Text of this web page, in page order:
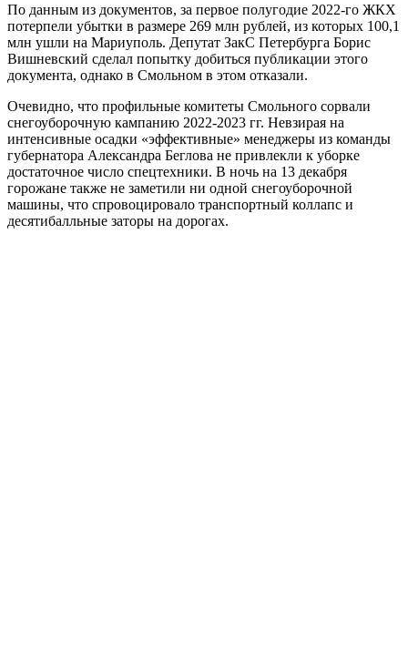
По данным из документов, за первое полугодие 2022-го ЖКХ
потерпели убытки в размере 269 млн рублей, из которых 100,1
млн ушли на Мариуполь. Депутат ЗакС Петербурга Борис
Вишневский сделал попытку добиться публикации этого
документа, однако в Смольном в этом отказали.
Очевидно, что профильные комитеты Смольного сорвали
снегоуборочную кампанию 2022-2023 гг. Невзирая на
интенсивные осадки «эффективные» менеджеры из команды
губернатора Александра Беглова не привлекли к уборке
достаточное число спецтехники. В ночь на 13 декабря
горожане также не заметили ни одной снегоуборочной
машины, что спровоцировало транспортный коллапс и
десятибалльные заторы на дорогах.